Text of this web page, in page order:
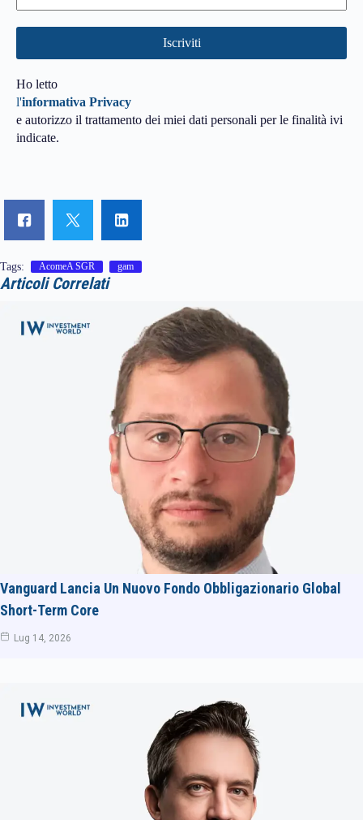
Ho letto
l'informativa Privacy
e autorizzo il trattamento dei miei dati personali per le finalità ivi
indicate.
Tags: AcomeA SGR gam
Articoli Correlati
Vanguard Lancia Un Nuovo Fondo Obbligazionario Global
Short-Term Core
Lug 14, 2026